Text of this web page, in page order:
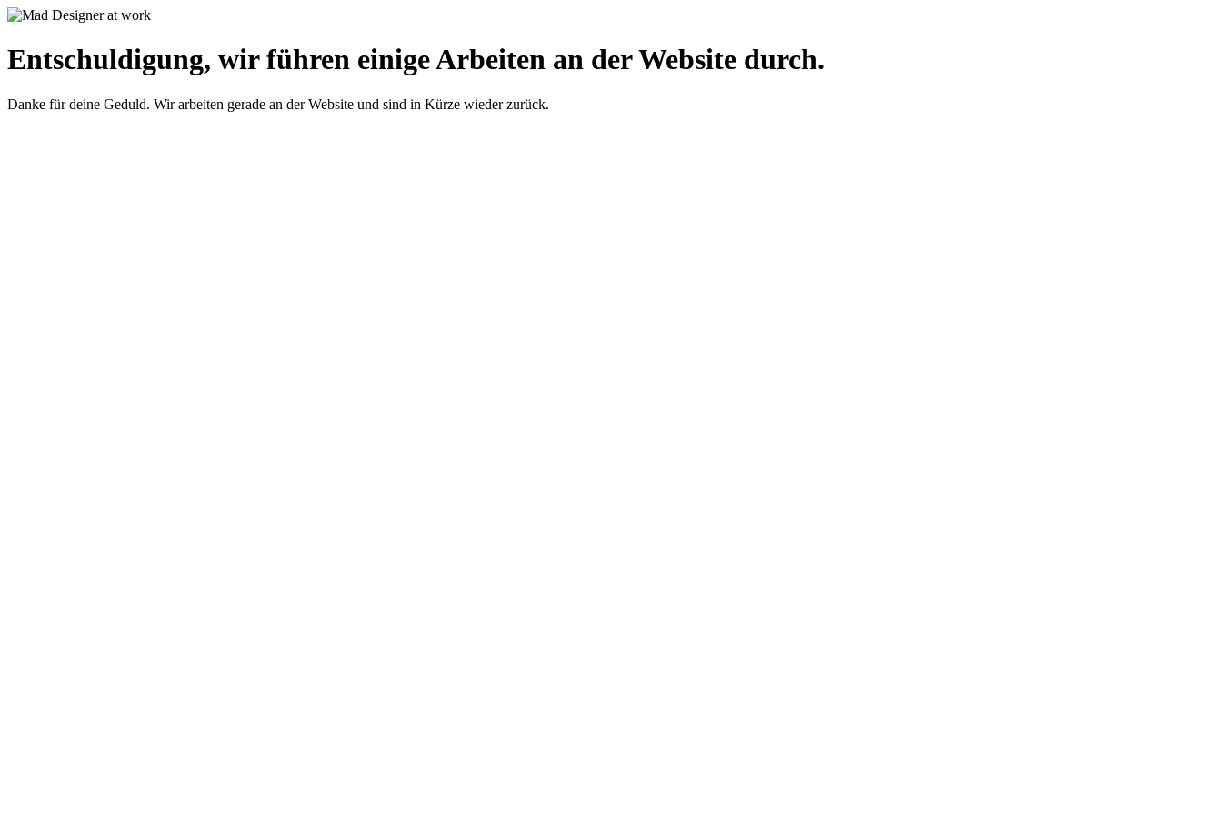
Entschuldigung, wir führen einige Arbeiten an der Website durch.
Danke für deine Geduld. Wir arbeiten gerade an der Website und sind in Kürze wieder zurück.